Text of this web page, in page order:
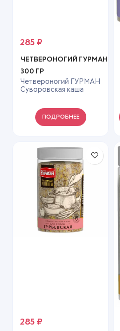
285 ₽
ЧЕТВЕРОНОГИЙ ГУРМАН
300 ГР
Четвероногий ГУРМАН
Суворовская каша
ПОДРОБНЕЕ
285 ₽